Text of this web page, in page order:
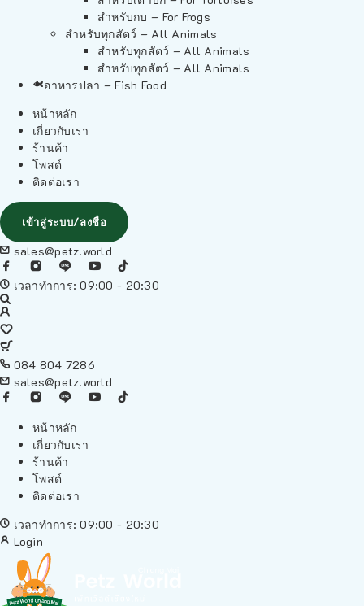
สำหรับกบ – For Frogs
สำหรับทุกสัตว์ – All Animals
สำหรับทุกสัตว์ – All Animals
สำหรับทุกสัตว์ – All Animals
อาหารปลา – Fish Food
หน้าหลัก
เกี่ยวกับเรา
ร้านค้า
โพสต์
ติดต่อเรา
เข้าสู่ระบบ/ลงชื่อ
sales@petz.world
เวลาทำการ: 09:00 - 20:30
084 804 7286
sales@petz.world
หน้าหลัก
เกี่ยวกับเรา
ร้านค้า
โพสต์
ติดต่อเรา
เวลาทำการ: 09:00 - 20:30
Login